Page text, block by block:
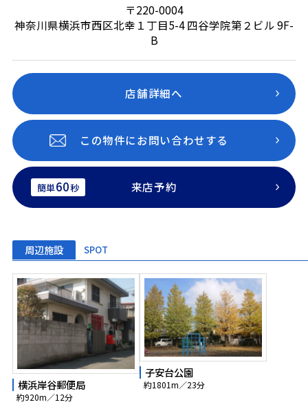
〒220-0004
神奈川県横浜市西区北幸１丁目5-4 四谷学院第２ビル 9F-
B
店舗詳細へ
この物件にお問い合わせする
簡単60秒 来店予約
周辺施設 SPOT
横浜岸谷郵便局
約920m／12分
子安台公園
約1801m／23分